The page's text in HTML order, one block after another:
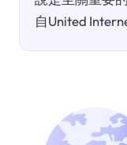
自United